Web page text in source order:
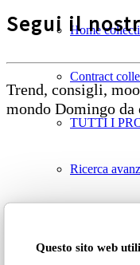
Questo sito web
Home
Contract
TUTTI I
Ricerca
Segui il
Trend, consigli,
mondo Domingo